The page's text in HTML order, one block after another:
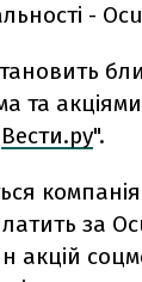
-
та
Вести.ру".
за
акцій